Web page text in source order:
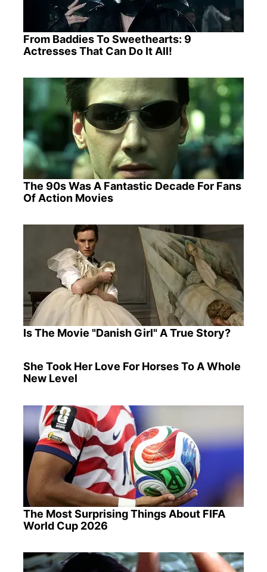
From Baddies To Sweethearts: 9
Actresses That Can Do It All!
The 90s Was A Fantastic Decade For Fans
Of Action Movies
Is The Movie "Danish Girl" A True Story?
She Took Her Love For Horses To A Whole
New Level
The Most Surprising Things About FIFA
World Cup 2026